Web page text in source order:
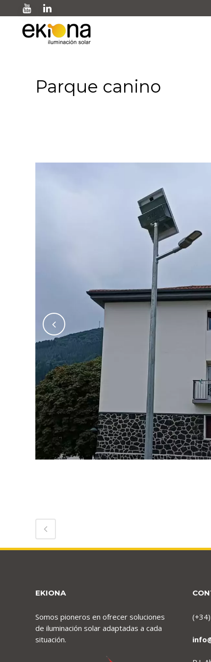
Parque canino
EKIONA
Somos pioneros en ofrecer soluciones
de iluminación solar adaptadas a cada
situación.
(+34)